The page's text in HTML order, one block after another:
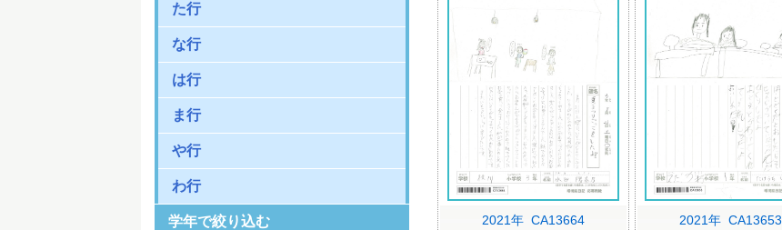
2021年 CA13664
2021年 CA13653
た行
な行
は行
ま行
や行
わ行
学年で絞り込む